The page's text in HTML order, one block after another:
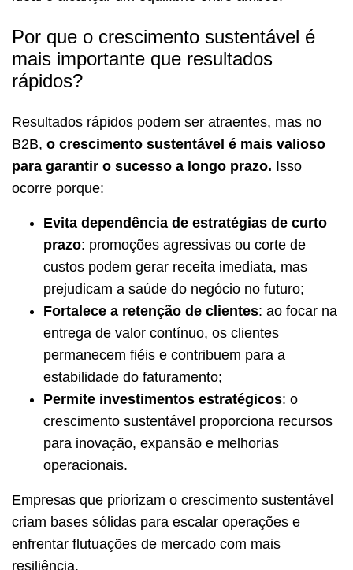
Por que o crescimento sustentável é
mais importante que resultados
rápidos?
Resultados rápidos podem ser atraentes, mas no
B2B, o crescimento sustentável é mais valioso
para garantir o sucesso a longo prazo. Isso
ocorre porque:
Evita dependência de estratégias de curto
prazo: promoções agressivas ou corte de
custos podem gerar receita imediata, mas
prejudicam a saúde do negócio no futuro;
Fortalece a retenção de clientes: ao focar na
entrega de valor contínuo, os clientes
permanecem fiéis e contribuem para a
estabilidade do faturamento;
Permite investimentos estratégicos: o
crescimento sustentável proporciona recursos
para inovação, expansão e melhorias
operacionais.
Empresas que priorizam o crescimento sustentável
criam bases sólidas para escalar operações e
enfrentar flutuações de mercado com mais
resiliência.